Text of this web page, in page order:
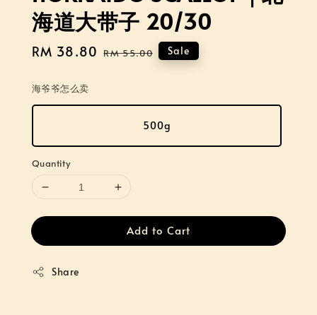
海道大带子 20/30
Sale
RM 38.80 Regular
RM 55.00 Sale
海爷爷怎么卖
500g
Quantity
Add to Cart
Share